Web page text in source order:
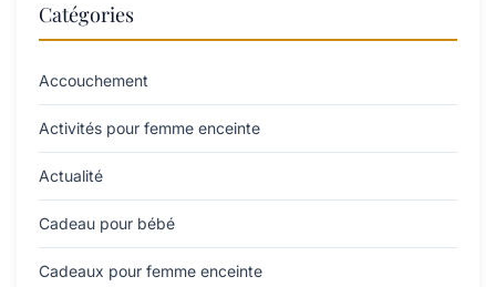
Catégories
Accouchement
Activités pour femme enceinte
Actualité
Cadeau pour bébé
Cadeaux pour femme enceinte